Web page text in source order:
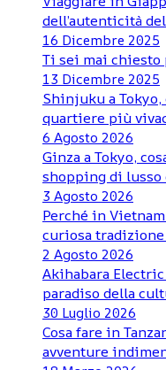
dell’autenticità
16 Dicembre 2025
Ti sei mai chiesto
13 Dicembre 2025
Shinjuku a Tokyo,
quartiere più
6 Agosto 2026
Ginza a Tokyo,
shopping di lusso
3 Agosto 2026
Perché in
curiosa
2 Agosto 2026
Akihabara
paradiso della
30 Luglio 2026
Cosa fare in
avventure